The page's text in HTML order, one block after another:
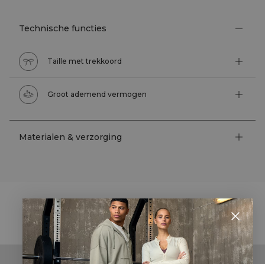
Technische functies
Taille met trekkoord
Groot ademend vermogen
Materialen & verzorging
STYLE WITH